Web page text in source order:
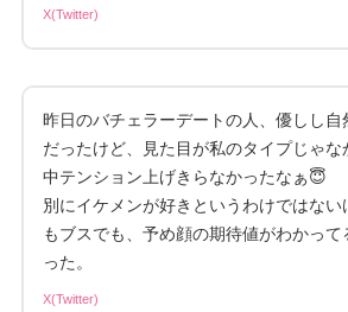
X(Twitter)
昨日のバチェラーデートの人、優しし自
だったけど、見た目が私のタイプじゃ
中テンション上げきらなかったなぁ😇
別にイケメンが好きというわけではな
もブスでも、予め顔の期待値がわかって
った。
X(Twitter)